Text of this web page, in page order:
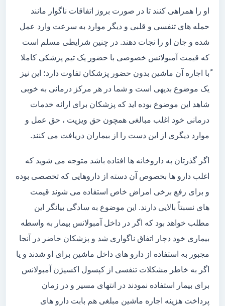
او را همراهی کنند تا در صورت بروز اتفاقات ناگوار مانند
حمله های تنفسی و قلبی و دیگر موارد به سرعت وارد عمل
شده و جان او را نجات دهند. در چنین شرایطی مسلم است
که قیمت آمبولانس خصوصی با حضور یک تیم پزشکی کاملا
ًبا اجاره آن ماشین بدون حضور پزشکان تفاوت دارد؛ این نیز
یک موضوع بدیهی است و شما در هر مرکز درمانی به خوبی
شاهد این موضوع بوده اید که پزشکان برای ارائه خدمات
درمانی خود اغلب مبالغی همچون حق ویزیت ، حق عمل و
موارد دیگری از این دست را از بیماران دریافت می کنند.
اگر گذرتان به داروخانه ها افتاده باشد متوجه می شوید که
اغلب دارو ها بخصوص آن دسته از داروهایی که تخصصی بوده
و برای رفع برخی امراض خاص استفاده می شوند قیمت
های نسبتاً بالایی دارند. این موضوع به سادگی بیانگر این
مطلب خواهد بود که اگر در داخل آمبولانس بیمار به واسطه
بیماری خود دچار اتفاق ناگواری شد و پزشکان حاضر در آنجا
مجبور به استفاده از دارو های داخل ماشین برای او شدند و یا
اگر به خاطر مشکلات تنفسی از کپسول اکسیژن آمبولانس
برای بیمار استفاده نمودند در انتهای مسیر و در زمان
پرداخت هزینه اجاره ماشین مبلغی هم بابت دارو های